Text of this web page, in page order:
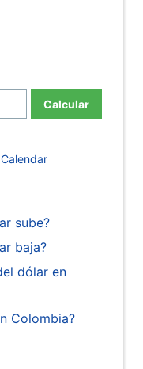
Calcular
sube?
baja?
dólar en
Colombia?